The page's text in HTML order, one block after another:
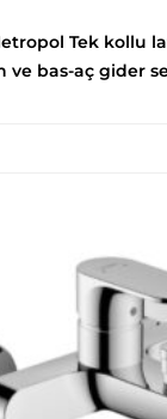
Tek kollu
ve bas-aç gider